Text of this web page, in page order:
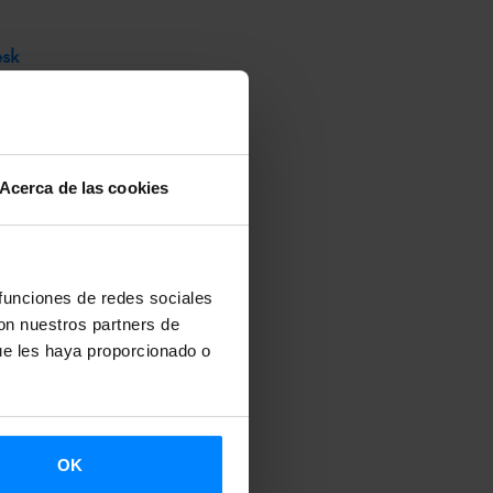
Acerca de las cookies
de redes sociales
nuestros partners de
les haya proporcionado o
OK
8
y
de